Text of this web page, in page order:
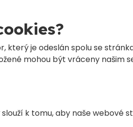
který je odeslán spolu se
mohou být vráceny
k tomu, aby naše webové